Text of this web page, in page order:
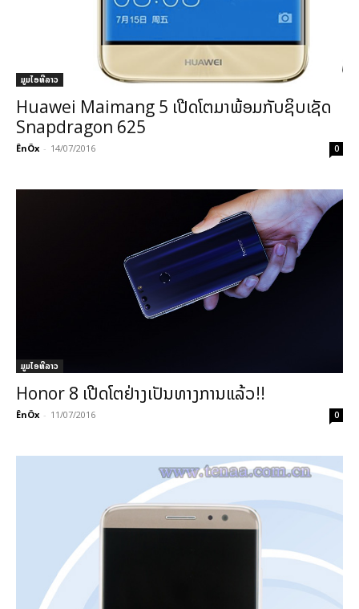
ມູມໄອທີລາວ
Huawei Maimang 5 ເປີດໂຕມາພ້ອມກັບຊິບເຊັດ
Snapdragon 625
ÊnÖx - 14/07/2016 0
ມູມໄອທີລາວ
Honor 8 ເປີດໂຕຢ່າງເປັນທາງການແລ້ວ!!
ÊnÖx - 11/07/2016 0